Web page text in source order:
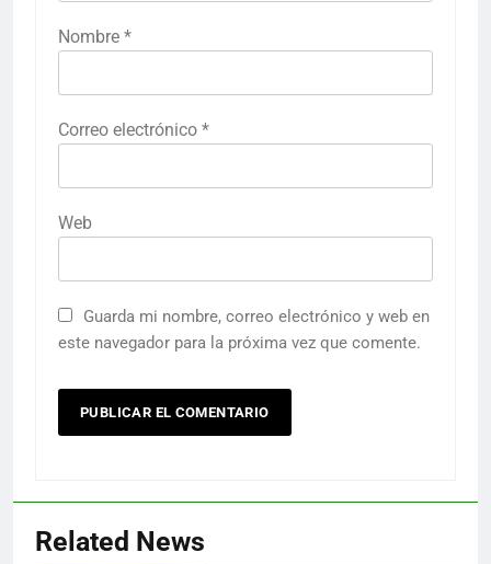
Nombre *
Correo electrónico *
Web
Guarda mi nombre, correo electrónico y web en
este navegador para la próxima vez que comente.
Related News